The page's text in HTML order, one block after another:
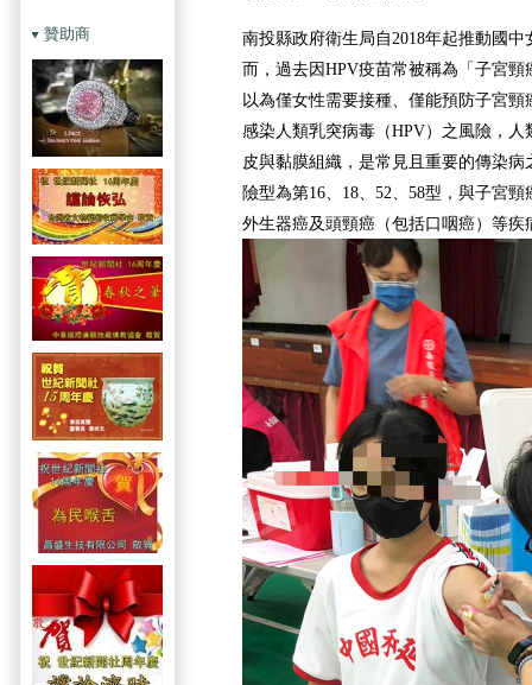
贊助商
南投縣政府衛生局自2018年起推動國
而，過去因HPV疫苗常被稱為「子宮
以為僅女性需要接種、僅能預防子宮
感染人類乳突病毒（HPV）之風險，
皮與黏膜組織，是常見且重要的傳染
險型為第16、18、52、58型，與子宮
外生器癌及頭頸癌（包括口咽癌）等疾